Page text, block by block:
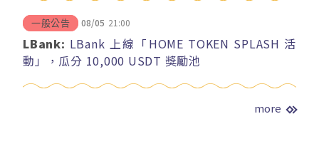
一般公告 08/05 21:00
LBank: LBank 上線「HOME TOKEN SPLASH 活
動」，瓜分 10,000 USDT 獎勵池
more